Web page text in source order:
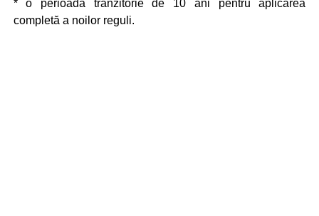
* o perioadă tranzitorie de 10 ani pentru aplicarea
completă a noilor reguli.